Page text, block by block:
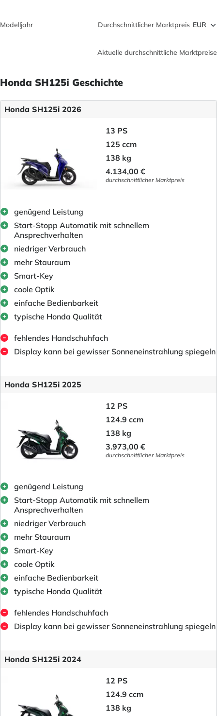
Modelljahr Durchschnittlicher Marktpreis
Aktuelle durchschnittliche Marktpreise
Honda SH125i Geschichte
Honda SH125i 2026
13 PS
125 ccm
138 kg
4.134,00 €
durchschnittlicher Marktpreis
genügend Leistung
Start-Stopp Automatik mit schnellem
Ansprechverhalten
niedriger Verbrauch
mehr Stauraum
Smart-Key
coole Optik
einfache Bedienbarkeit
typische Honda Qualität
fehlendes Handschuhfach
Display kann bei gewisser Sonneneinstrahlung spiegeln
Honda SH125i 2025
12 PS
124.9 ccm
138 kg
3.973,00 €
durchschnittlicher Marktpreis
genügend Leistung
Start-Stopp Automatik mit schnellem
Ansprechverhalten
niedriger Verbrauch
mehr Stauraum
Smart-Key
coole Optik
einfache Bedienbarkeit
typische Honda Qualität
fehlendes Handschuhfach
Display kann bei gewisser Sonneneinstrahlung spiegeln
Honda SH125i 2024
12 PS
124.9 ccm
138 kg